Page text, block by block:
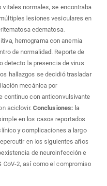
normales, se encontraba
lesiones vesiculares en
edematosa.
hemograma con anemia
de normalidad. Reporte de
detecto la presencia de virus
hallazgos se decidió trasladar
mecánica por
continuo con anticonvulsivante
aciclovir. Conclusiones: la
en los casos reportados
y complicaciones a largo
en los siguientes años
de neuroinfección e
2, así como el compromiso